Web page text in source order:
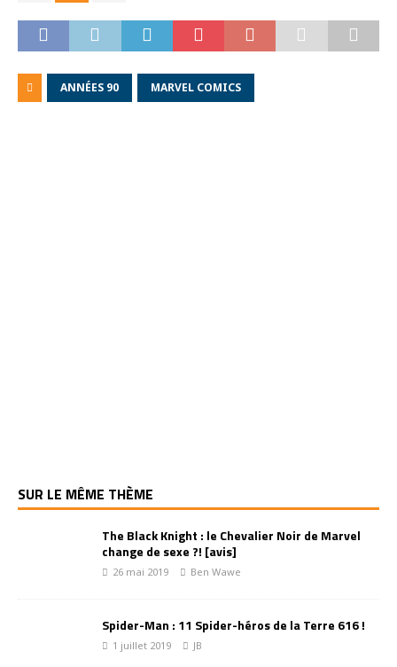
ANNÉES 90 MARVEL COMICS
SUR LE MÊME THÈME
The Black Knight : le Chevalier Noir de Marvel
change de sexe ?! [avis]
26 mai 2019 Ben Wawe
Spider-Man : 11 Spider-héros de la Terre 616 !
1 juillet 2019 JB